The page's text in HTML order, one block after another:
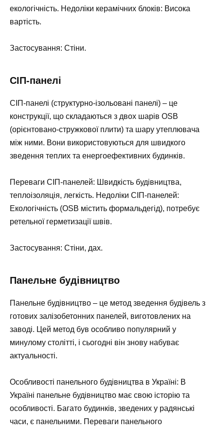
екологічність. Недоліки керамічних блоків: Висока
вартість.
Застосування: Стіни.
СІП-панелі
СІП-панелі (структурно-ізольовані панелі) – це
конструкції, що складаються з двох шарів OSB
(орієнтовано-стружкової плити) та шару утеплювача
між ними. Вони використовуються для швидкого
зведення теплих та енергоефективних будинків.
Переваги СІП-панелей: Швидкість будівництва,
теплоізоляція, легкість. Недоліки СІП-панелей:
Екологічність (OSB містить формальдегід), потребує
ретельної герметизації швів.
Застосування: Стіни, дах.
Панельне будівництво
Панельне будівництво – це метод зведення будівель з
готових залізобетонних панелей, виготовлених на
заводі. Цей метод був особливо популярний у
минулому столітті, і сьогодні він знову набуває
актуальності.
Особливості панельного будівництва в Україні: В
Україні панельне будівництво має свою історію та
особливості. Багато будинків, зведених у радянські
часи, є панельними. Переваги панельного